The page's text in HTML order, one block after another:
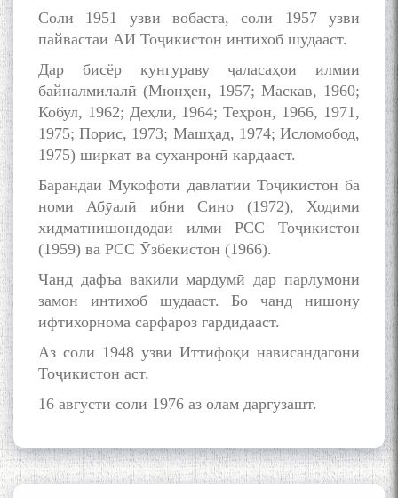
Соли 1951 узви вобаста, соли 1957 узви
пайвастаи АИ Тоҷикистон интихоб шудааст.
Дар бисёр кунгураву ҷаласаҳои илмии
байналмилалӣ (Мюнҳен, 1957; Маскав, 1960;
Кобул, 1962; Деҳлӣ, 1964; Теҳрон, 1966, 1971,
1975; Порис, 1973; Машҳад, 1974; Исломобод,
1975) ширкат ва суханронӣ кардааст.
Барандаи Мукофоти давлатии Тоҷикистон ба
номи Абӯалӣ ибни Сино (1972), Ходими
хидматнишондодаи илми РСС Тоҷикистон
(1959) ва РСС Ӯзбекистон (1966).
Чанд дафъа вакили мардумӣ дар парлумони
замон интихоб шудааст. Бо чанд нишону
ифтихорнома сарфароз гардидааст.
Аз соли 1948 узви Иттифоқи нависандагони
Тоҷикистон аст.
16 августи соли 1976 аз олам даргузашт.
The Persian Gulf Beautiful
poetry from Устод Мумин
Қаноат (Ustod Mumin Qanoat)
and Master Mehryar
Mehrafarin about the conflict
of the name of the Persian
Gulf
Сайри Дарвоз бо Мӯъмин
мезанад
АЗ ҶОНИБИ ОЛИМОНИ
АКАДЕМИЯИ МИЛЛИИ